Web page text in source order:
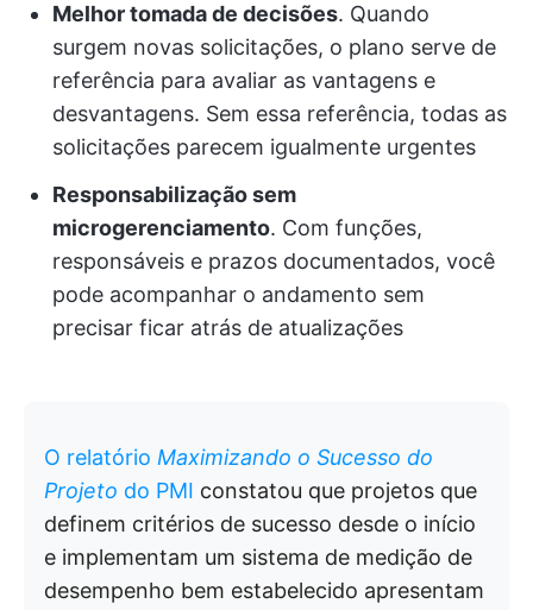
Melhor tomada de decisões. Quando
surgem novas solicitações, o plano serve de
referência para avaliar as vantagens e
desvantagens. Sem essa referência, todas as
solicitações parecem igualmente urgentes
Responsabilização sem
microgerenciamento. Com funções,
responsáveis e prazos documentados, você
pode acompanhar o andamento sem
precisar ficar atrás de atualizações
O relatório Maximizando o Sucesso do
Projeto do PMI constatou que projetos que
definem critérios de sucesso desde o início
e implementam um sistema de medição de
desempenho bem estabelecido apresentam